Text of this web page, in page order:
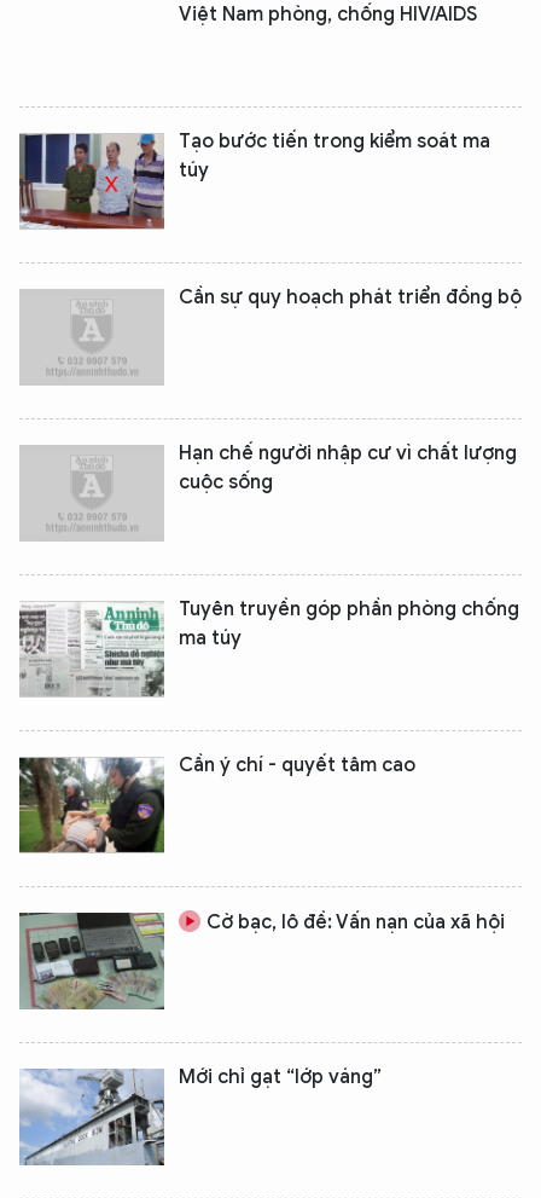
Việt Nam phòng, chống HIV/AIDS
Tạo bước tiến trong kiểm soát ma
túy
Cần sự quy hoạch phát triển đồng bộ
Hạn chế người nhập cư vì chất lượng
cuộc sống
Tuyên truyền góp phần phòng chống
ma túy
Cần ý chí - quyết tâm cao
Cờ bạc, lô đề: Vấn nạn của xã hội
Mới chỉ gạt “lớp váng”
XIN CHÀO,
TÔI LÀ CHATBOT CỦA
Hãy hỏi tôi bất kỳ điều gì bạn cần biết về